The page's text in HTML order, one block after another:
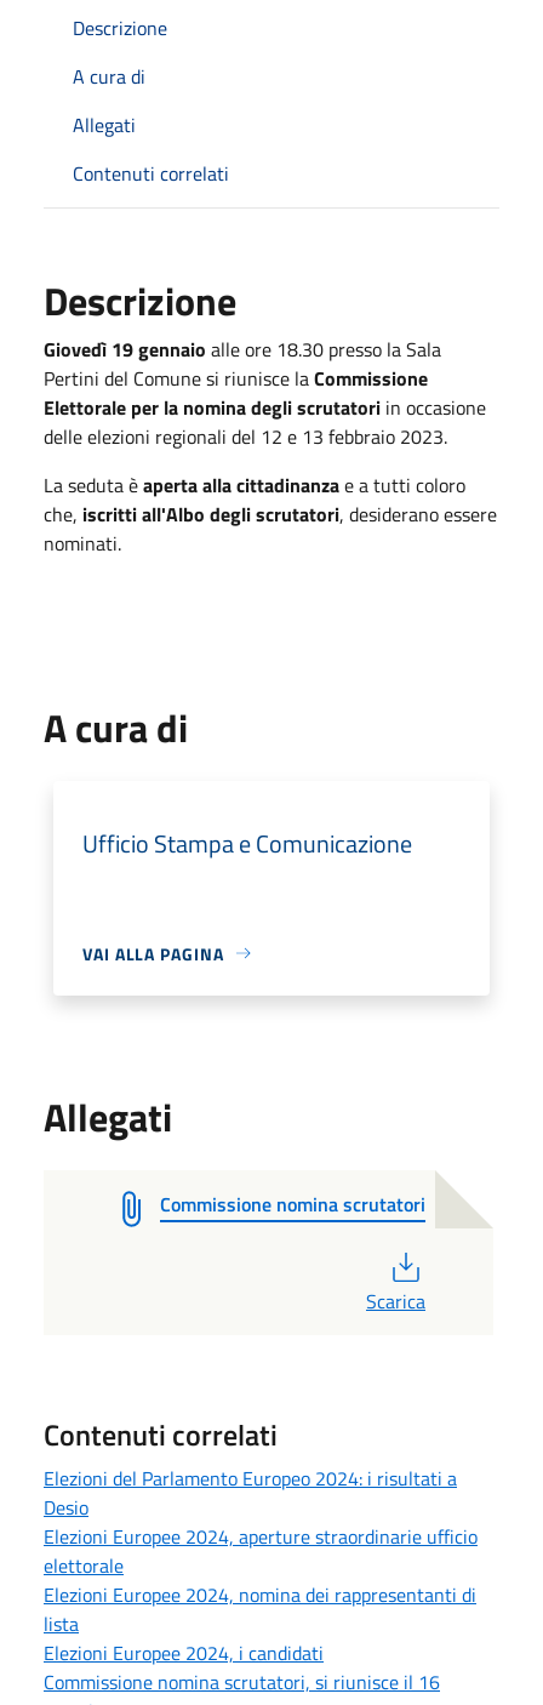
Descrizione
A cura di
Allegati
Contenuti correlati
Descrizione
Giovedì 19 gennaio alle ore 18.30 presso la Sala
Pertini del Comune si riunisce laCommissione
Elettorale per la nomina degli scrutatori in occasione
delle elezioni regionali del 12 e 13 febbraio 2023.
La seduta èaperta alla cittadinanzae a tutti coloro
che, iscritti all'Albo degli scrutatori, desiderano essere
nominati.
A cura di
Ufficio Stampa e Comunicazione
VAI ALLA PAGINA
Allegati
Commissione nomina scrutatori
Scarica
Contenuti correlati
Elezioni del Parlamento Europeo 2024: i risultati a
Desio
Elezioni Europee 2024, aperture straordinarie ufficio
elettorale
Elezioni Europee 2024, nomina dei rappresentanti di
lista
Elezioni Europee 2024, i candidati
Commissione nomina scrutatori, si riunisce il 16